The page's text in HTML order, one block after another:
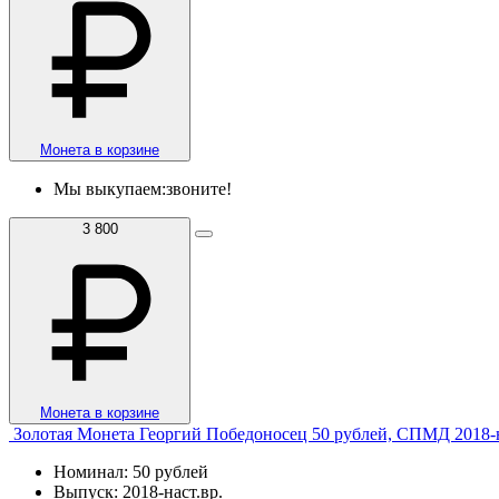
Монета в корзине
Мы выкупаем:звоните!
3 800
Монета в корзине
Золотая Монета Георгий Победоносец 50 рублей, СПМД 2018-
Номинал: 50 рублей
Выпуск: 2018-наст.вр.